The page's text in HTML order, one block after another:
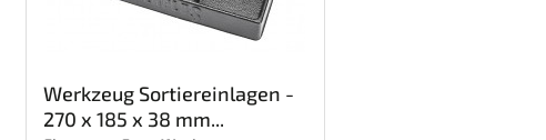
Werkzeug Sortiereinlagen -
270 x 185 x 38 mm...